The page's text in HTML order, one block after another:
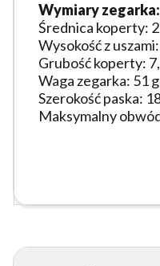
Wymiary zegarka:
Średnica koperty:
Wysokość z
Grubość koperty:
Waga zegarka: 51 g
Szerokość paska:
Maksymalny